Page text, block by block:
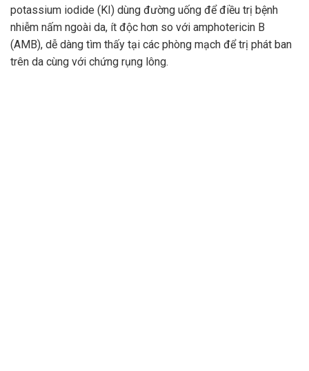
potassium iodide (KI) dùng đường uống để điều trị bệnh
nhiễm nấm ngoài da, ít độc hơn so với amphotericin B
(AMB), dễ dàng tìm thấy tại các phòng mạch để trị phát ban
trên da cùng với chứng rụng lông.